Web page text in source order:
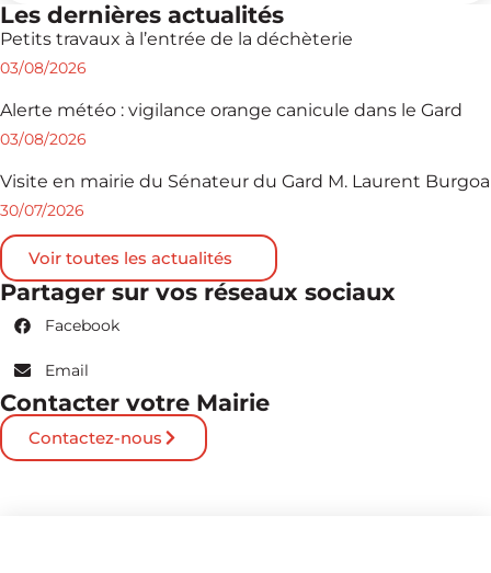
Les dernières actualités
Petits travaux à l’entrée de la déchèterie
03/08/2026
Alerte météo : vigilance orange canicule dans le Gard
03/08/2026
Visite en mairie du Sénateur du Gard M. Laurent Burgoa
30/07/2026
Voir toutes les actualités
Partager sur vos réseaux sociaux
Facebook
Email
Contacter votre Mairie
Contactez-nous